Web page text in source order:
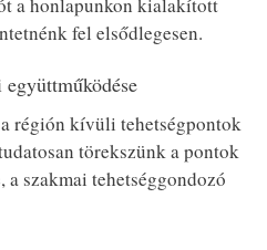
a honlapunkon kialakított
fel elsődlegesen.
régión kívüli tehetségpontok
törekszünk a pontok
szakmai tehetséggondozó